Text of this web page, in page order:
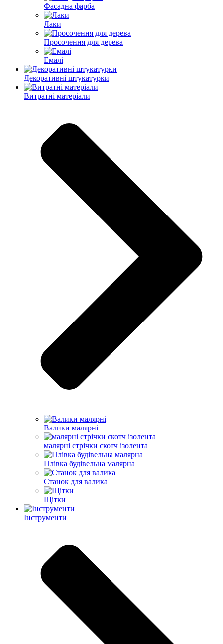
Фасадна фарба
Лаки
Просочення для дерева
Емалі
Декоративні штукатурки
Витратні матеріали
Валики малярні
малярні стрічки скотч ізолента
Плівка будівельна малярна
Станок для валика
Щітки
Інструменти